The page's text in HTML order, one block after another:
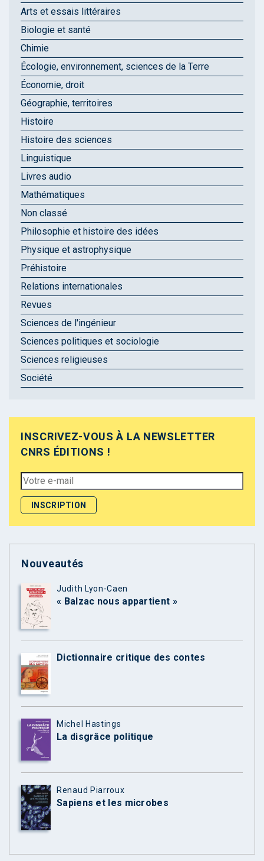
Arts et essais littéraires
Biologie et santé
Chimie
Écologie, environnement, sciences de la Terre
Économie, droit
Géographie, territoires
Histoire
Histoire des sciences
Linguistique
Livres audio
Mathématiques
Non classé
Philosophie et histoire des idées
Physique et astrophysique
Préhistoire
Relations internationales
Revues
Sciences de l'ingénieur
Sciences politiques et sociologie
Sciences religieuses
Société
INSCRIVEZ-VOUS À LA NEWSLETTER
CNRS ÉDITIONS !
Nouveautés
Judith Lyon-Caen
« Balzac nous appartient »
Dictionnaire critique des contes
Michel Hastings
La disgrâce politique
Renaud Piarroux
Sapiens et les microbes